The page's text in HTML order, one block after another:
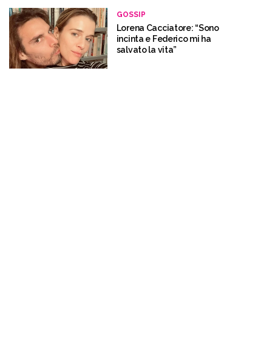
GOSSIP
Lorena Cacciatore: “Sono
incinta e Federico mi ha
salvato la vita”